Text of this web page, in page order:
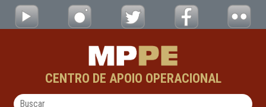
Pular para o Conteúdo principal
MPPE recomenda capacitação técnica
CENTRO DE APOIO OPERACIONAL